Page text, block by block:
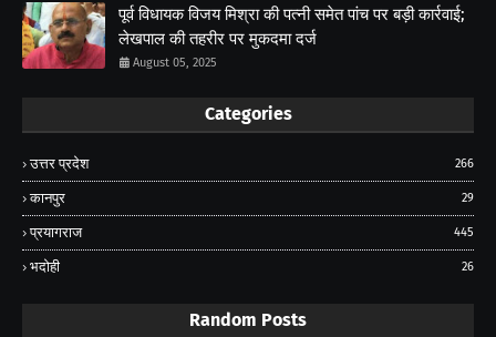
पूर्व विधायक विजय मिश्रा की पत्नी समेत पांच पर बड़ी कार्रवाई;
लेखपाल की तहरीर पर मुकदमा दर्ज
August 05, 2025
Categories
उत्तर प्रदेश 266
कानपुर 29
प्रयागराज 445
भदोही 26
Random Posts